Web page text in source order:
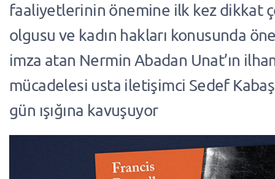
faaliyetlerinin önemine ilk kez dikkat
olgusu ve kadın hakları konusunda
imza atan Nermin Abadan Unat’ın
mücadelesi usta iletişimci Sedef
gün ışığına kavuşuyor